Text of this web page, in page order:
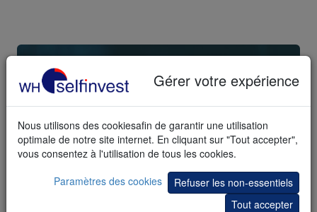
"L'AVENIR DÉPEND DE CE
QUE VOUS FAITES
AUJOURD'HUI." - GHANDI
Ouvrez votre compte de trading.
Commencez dès maintenant
Gérer votre expérience
Nous utilisons des cookiesafin de garantir une utilisation
optimale de notre site internet. En cliquant sur "Tout accepter",
vous consentez à l'utilisation de tous les cookies.
Paramètres des cookies
Refuser les non-essentiels
Tout accepter